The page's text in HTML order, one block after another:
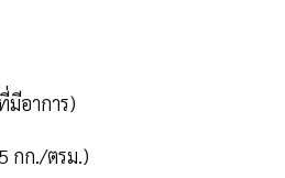
อาการ)
กก./ตรม.)